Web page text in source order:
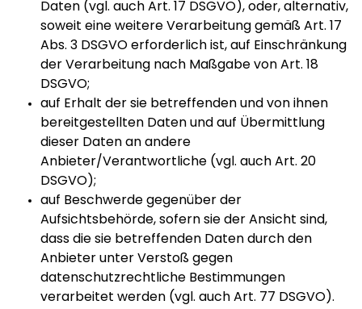
Daten (vgl. auch Art. 17 DSGVO), oder, alternativ,
soweit eine weitere Verarbeitung gemäß Art. 17
Abs. 3 DSGVO erforderlich ist, auf Einschränkung
der Verarbeitung nach Maßgabe von Art. 18
DSGVO;
auf Erhalt der sie betreffenden und von ihnen
bereitgestellten Daten und auf Übermittlung
dieser Daten an andere
Anbieter/Verantwortliche (vgl. auch Art. 20
DSGVO);
auf Beschwerde gegenüber der
Aufsichtsbehörde, sofern sie der Ansicht sind,
dass die sie betreffenden Daten durch den
Anbieter unter Verstoß gegen
datenschutzrechtliche Bestimmungen
verarbeitet werden (vgl. auch Art. 77 DSGVO).